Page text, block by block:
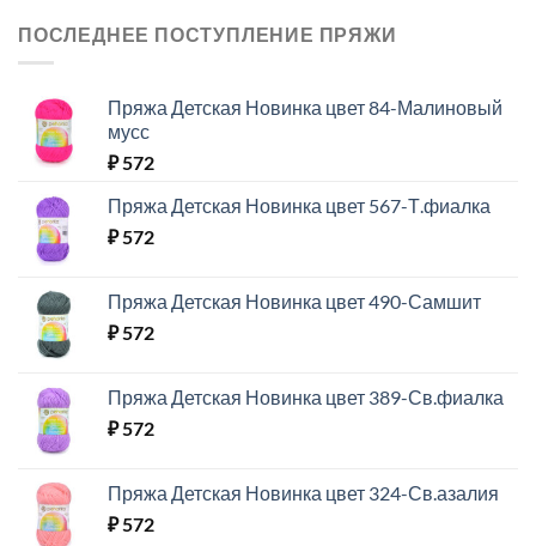
ПОСЛЕДНЕЕ ПОСТУПЛЕНИЕ ПРЯЖИ
Пряжа Детская Новинка цвет 84-Малиновый
мусс
₽572
Пряжа Детская Новинка цвет 567-Т.фиалка
₽572
Пряжа Детская Новинка цвет 490-Самшит
₽572
Пряжа Детская Новинка цвет 389-Св.фиалка
₽572
Пряжа Детская Новинка цвет 324-Св.азалия
₽572